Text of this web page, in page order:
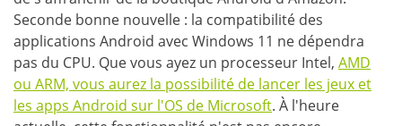
Seconde bonne nouvelle : la compatibilité des
applications Android avec Windows 11 ne dépendra
pas du CPU. Que vous ayez un processeur Intel, AMD
ou ARM, vous aurez la possibilité de lancer les jeux et
les apps Android sur l'OS de Microsoft. À l'heure